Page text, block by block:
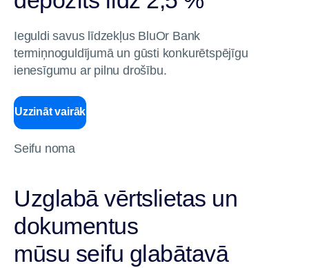
Ieguldi savus līdzekļus BluOr Bank
termiņnoguldījumā un gūsti konkurētspējīgu
ienesīgumu ar pilnu drošību.
Uzzināt vairāk
Seifu noma
Uzglabā vērtslietas un
dokumentus
mūsu seifu glabātavā